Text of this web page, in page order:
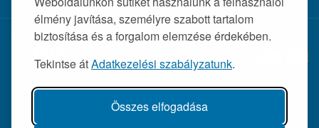
élmény javítása, személyre szabott tartalom
biztosítása és a forgalom elemzése érdekében.
Tekintse átAdatkezelési szabályzatunk.
Összes elfogadása
© 2026 Wolf Orvosi Műszer Kft. |